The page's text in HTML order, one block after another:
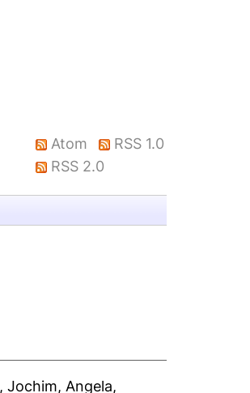
Atom
RSS 1.0
RSS 2.0
,Jochim, Angela,